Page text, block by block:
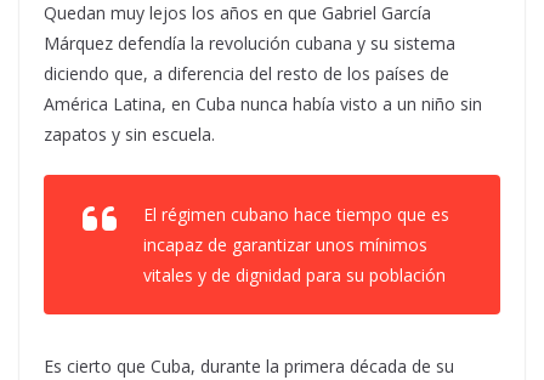
Quedan muy lejos los años en que Gabriel García
Márquez defendía la revolución cubana y su sistema
diciendo que, a diferencia del resto de los países de
América Latina, en Cuba nunca había visto a un niño sin
zapatos y sin escuela.
El régimen cubano hace tiempo que es
incapaz de garantizar unos mínimos
vitales y de dignidad para su población
Es cierto que Cuba, durante la primera década de su